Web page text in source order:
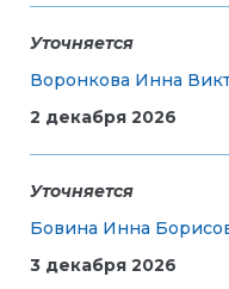
Уточняется
Воронкова Инна
2 декабря 2026
Уточняется
Бовина Инна
3 декабря 2026